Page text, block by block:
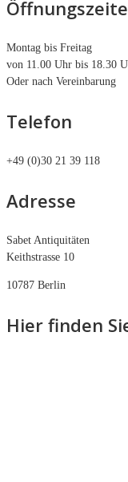
Montag bis Freitag
von 11.00 Uhr bis 18.30
Oder nach Vereinbarung
Telefon
+49 (0)30 21 39 118
Adresse
Sabet Antiquitäten
Keithstrasse 10
10787 Berlin
Hier finden